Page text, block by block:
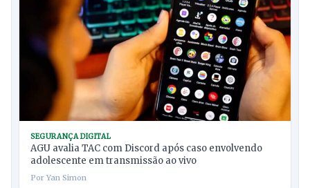
SEGURANÇA DIGITAL
AGU avalia TAC com Discord após caso envolvendo
adolescente em transmissão ao vivo
Por Yan Simon